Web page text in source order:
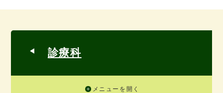
診療科
メニューを開く